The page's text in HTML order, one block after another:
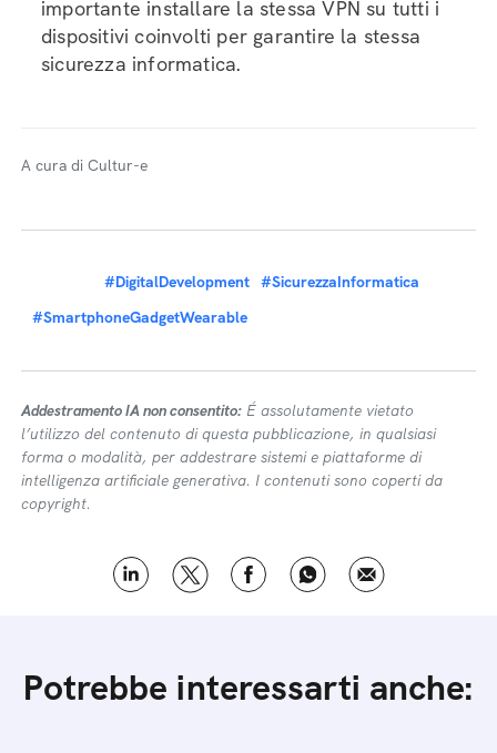
importante installare la stessa VPN su tutti i
dispositivi coinvolti per garantire la stessa
sicurezza informatica.
A cura di Cultur-e
#DigitalDevelopment #SicurezzaInformatica
#SmartphoneGadgetWearable
Addestramento IA non consentito: É assolutamente vietato
l’utilizzo del contenuto di questa pubblicazione, in qualsiasi
forma o modalità, per addestrare sistemi e piattaforme di
intelligenza artificiale generativa. I contenuti sono coperti da
copyright.
Potrebbe interessarti anche: